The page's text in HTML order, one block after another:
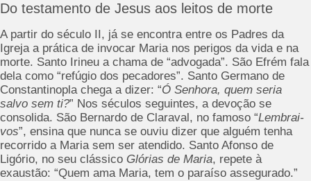
Do testamento de Jesus aos leitos de morte
A partir do século II, já se encontra entre os Padres da
Igreja a prática de invocar Maria nos perigos da vida e na
morte. Santo Irineu a chama de “advogada”. São Efrém fala
dela como “refúgio dos pecadores”. Santo Germano de
Constantinopla chega a dizer: “Ó Senhora, quem seria
salvo sem ti?” Nos séculos seguintes, a devoção se
consolida. São Bernardo de Claraval, no famoso “Lembrai-
vos”, ensina que nunca se ouviu dizer que alguém tenha
recorrido a Maria sem ser atendido. Santo Afonso de
Ligório, no seu clássico Glórias de Maria, repete à
exaustão: “Quem ama Maria, tem o paraíso assegurado.”